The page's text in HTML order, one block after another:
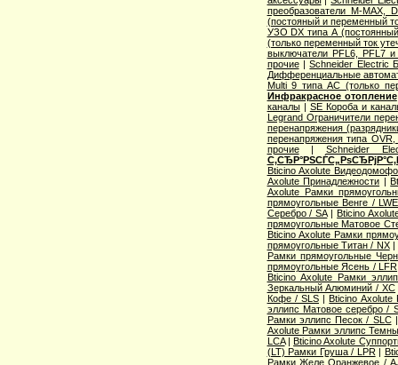
преобразователи M-MAX,
(постояный и переменный
УЗО DX типа А
(только переменный ток
выключатели PFL6, PFL7 и
прочие|Schneider Electric
Дифференциальные
Multi 9 типа АС (только
Инфракрасное отопление
каналы| SE Короба и
Legrand Ограничители
перенапряжения
перенапряжения типа
прочие|Schneider
Bticino Axolute
Axolute Принадлежности |
Axolute Рамки
прямоугольные Венге / LWE
Серебро / SA|Bticino
прямоугольные Матовое
Bticino Axolute Рамки
прямоугольные Титан / NX|
Рамки прямоугольные
прямоугольные Ясень / LFR
Bticino Axolute Рамки
Зеркальный Алюминий / XC
Кофе / SLS|Bticino Axolute
эллипс Матовое серебро /
Рамки эллипс Песок / SLC
Axolute Рамки эллипс
LCA|Bticino Axolute
(LT) Рамки Груша / LPR|
Рамки Желе Оранжевое /